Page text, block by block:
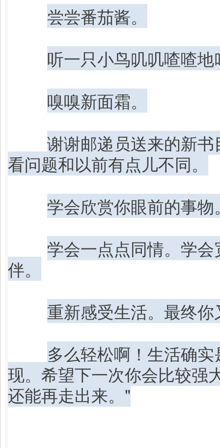
尝尝番茄酱。
听一只小鸟叽叽喳喳
嗅嗅新面霜。
谢谢邮递员送来的新
看问题和以前有点儿不同。
学会欣赏你眼前的事物
学会一点点同情。学
伴。
重新感受生活。最终
多么轻松啊！生活确
现。希望下一次你会比较
还能再走出来。"